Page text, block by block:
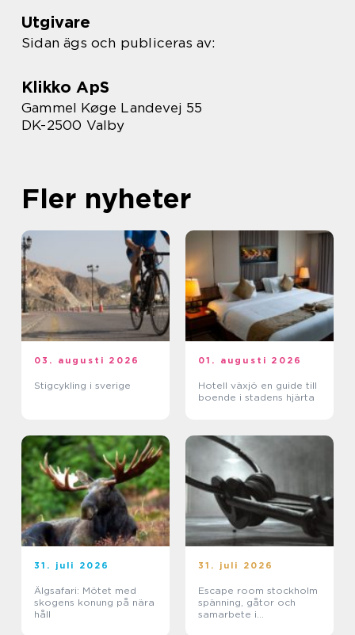
Utgivare
Sidan ägs och publiceras av:
Klikko ApS
Gammel Køge Landevej 55
DK-2500 Valby
Fler nyheter
03. augusti 2026
Stigcykling i sverige
01. augusti 2026
Hotell växjö en guide till
boende i stadens hjärta
31. juli 2026
Älgsafari: Mötet med
skogens konung på nära
håll
31. juli 2026
Escape room stockholm
spänning, gåtor och
samarbete i